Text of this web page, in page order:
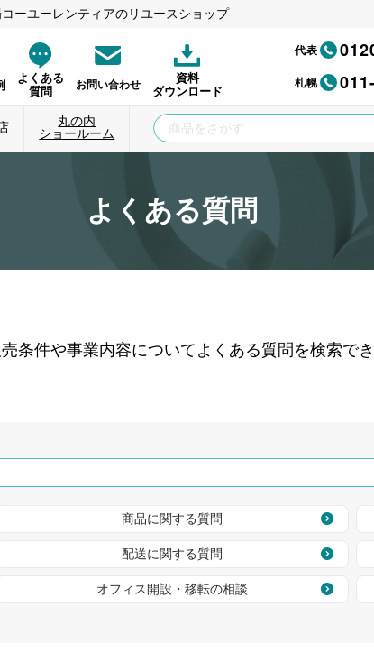
ーユーレンティアのリユースショップ
よくある
質問
お問い合わせ
資料
ダウンロード
代表
札幌
丸の内
ショールーム
よくある質問
条件や事業内容についてよくある質問を検索で
商品に関する質問
配送に関する質問
オフィス開設・移転の相談